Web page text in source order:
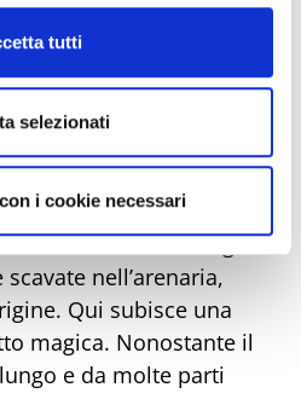
tutti
selezionati
i cookie necessari
cui restano torrioni e
pietra proveniente
ma si tratta di un
Guerra ha donato
di“Ambra di Talamello”.
rimane a lungo
nell’arenaria,
Qui subisce una
magica. Nonostante il
e da molte parti